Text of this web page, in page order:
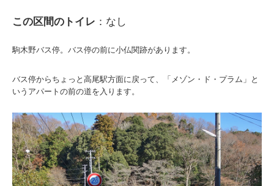
この区間のトイレ ：なし
駒木野バス停。バス停の前に小仏関跡があります。
バス停からちょっと高尾駅方面に戻って、「メゾン・ド・プラム」と
いうアパートの前の道を入ります。